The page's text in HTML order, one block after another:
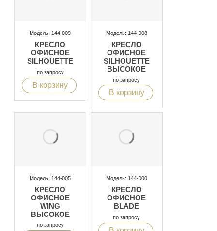
Модель: 144-009
КРЕСЛО
ОФИСНОЕ
SILHOUETTE
по запросу
В корзину
Модель: 144-008
КРЕСЛО
ОФИСНОЕ
SILHOUETTE
ВЫСОКОЕ
по запросу
В корзину
Модель: 144-005
КРЕСЛО
ОФИСНОЕ
WING
ВЫСОКОЕ
по запросу
Модель: 144-000
КРЕСЛО
ОФИСНОЕ
BLADE
по запросу